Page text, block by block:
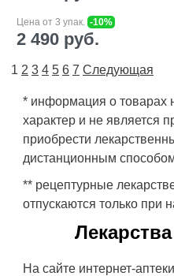
Цена от 3 упак. -10%
2 490 руб.
1 2 3 4 5 6 7 Следующая
* информация о товарах
характер и не является
приобрести
дистанционным
** рецептурные
отпускаются только при
На сайте интернет-